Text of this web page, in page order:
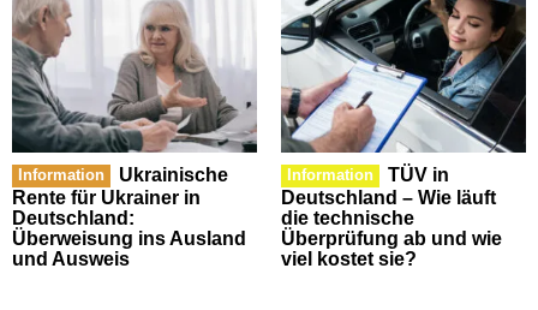
Information
Ukrainische
Rente für Ukrainer in
Deutschland:
Überweisung ins Ausland
und Ausweis
Information
TÜV in
Deutschland – Wie läuft
die technische
Überprüfung ab und wie
viel kostet sie?